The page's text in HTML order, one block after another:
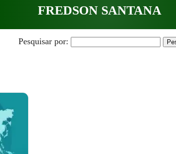
FREDSON SANTANA
Pesquisar por: